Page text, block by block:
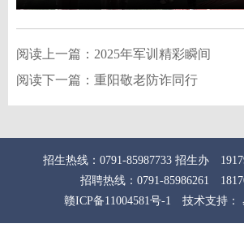
阅读上一篇： 2025年军训精彩瞬间
阅读下一篇： 重阳敬老防诈同行
招生热线：0791-85987733 招生办
招聘热线：0791-85986261
赣ICP备11004581号-1
技术支持：